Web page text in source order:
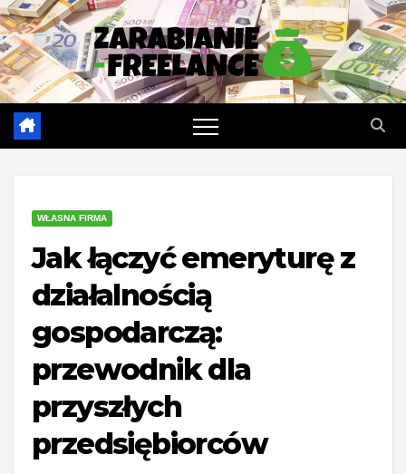
Skip
to
content
WŁASNA FIRMA
Jak łączyć emeryturę z
działalnością
gospodarczą:
przewodnik dla
przyszłych
przedsiębiorców